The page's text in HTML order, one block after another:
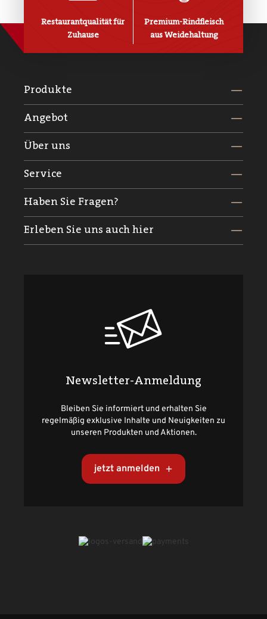
Restaurantqualität für
Zuhause
Premium-Rindfleisch
aus Weidehaltung
Produkte
Angebot
Über uns
Service
Haben Sie Fragen?
Erleben Sie uns auch hier
Newsletter-Anmeldung
Bleiben Sie informiert und erhalten Sie
regelmäßig exklusive Inhalte und Neuigkeiten zu
unseren Produkten und Aktionen.
jetzt anmelden